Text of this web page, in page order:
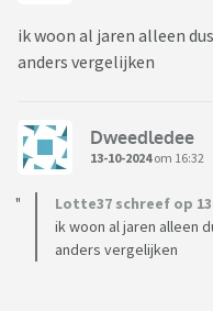
ik woon al jaren alleen
anders vergelijken
Dweedledee
13-10-2024om 16:32
Lotte37 schreef op
ik woon al jaren alleen
anders vergelijken